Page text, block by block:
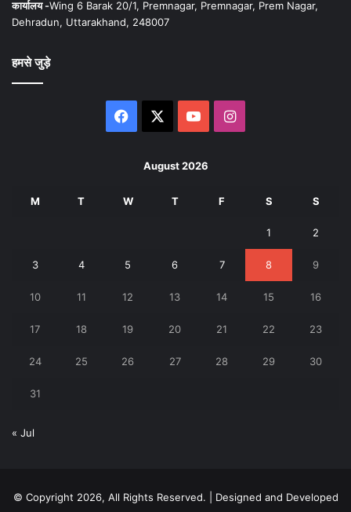
कार्यालय -Wing 6 Barak 20/1, Premnagar, Premnagar, Prem Nagar,
Dehradun, Uttarakhand, 248007
हमसे जुड़े
Facebook YouTubeInstagram
August 2026
M T W T F S S
1 2
3 4 5 6 7 8 9
10 11 12 13 14 15 16
17 18 19 20 21 22 23
24 25 26 27 28 29 30
31
« Jul
© Copyright 2026, All Rights Reserved. | Designed and Developed